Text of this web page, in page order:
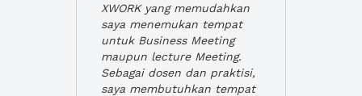
XWORK yang memudahkan
saya menemukan tempat
untuk Business Meeting
maupun lecture Meeting.
Sebagai dosen dan praktisi,
saya membutuhkan tempat